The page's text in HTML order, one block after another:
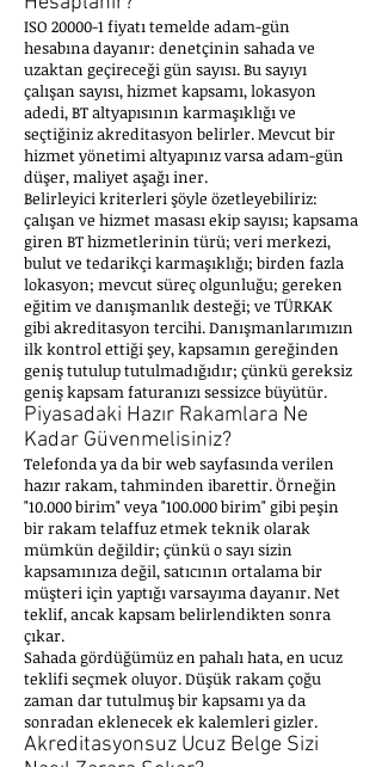
ISO 20000-1 fiyatı temelde adam-gün
hesabına dayanır: denetçinin sahada ve
uzaktan geçireceği gün sayısı. Bu sayıyı
çalışan sayısı, hizmet kapsamı, lokasyon
adedi, BT altyapısının karmaşıklığı ve
seçtiğiniz akreditasyon belirler. Mevcut bir
hizmet yönetimi altyapınız varsa adam-gün
düşer, maliyet aşağı iner.
Belirleyici kriterleri şöyle özetleyebiliriz:
çalışan ve hizmet masası ekip sayısı; kapsama
giren BT hizmetlerinin türü; veri merkezi,
bulut ve tedarikçi karmaşıklığı; birden fazla
lokasyon; mevcut süreç olgunluğu; gereken
eğitim ve danışmanlık desteği; ve TÜRKAK
gibi akreditasyon tercihi. Danışmanlarımızın
ilk kontrol ettiği şey, kapsamın gereğinden
geniş tutulup tutulmadığıdır; çünkü gereksiz
geniş kapsam faturanızı sessizce büyütür.
Piyasadaki Hazır Rakamlara Ne
Kadar Güvenmelisiniz?
Telefonda ya da bir web sayfasında verilen
hazır rakam, tahminden ibarettir. Örneğin
"10.000 birim" veya "100.000 birim" gibi peşin
bir rakam telaffuz etmek teknik olarak
mümkün değildir; çünkü o sayı sizin
kapsamınıza değil, satıcının ortalama bir
müşteri için yaptığı varsayıma dayanır. Net
teklif, ancak kapsam belirlendikten sonra
çıkar.
Sahada gördüğümüz en pahalı hata, en ucuz
teklifi seçmek oluyor. Düşük rakam çoğu
zaman dar tutulmuş bir kapsamı ya da
sonradan eklenecek ek kalemleri gizler.
Akreditasyonsuz Ucuz Belge Sizi